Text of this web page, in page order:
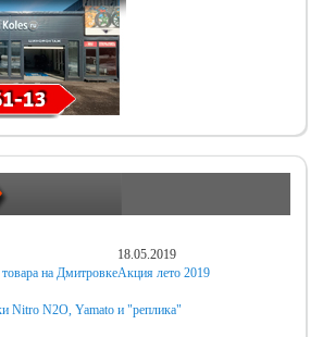
на Дмитровке
18.05.2019
Акция лето 2019
Nitro N2O, Yamato и "реплика"